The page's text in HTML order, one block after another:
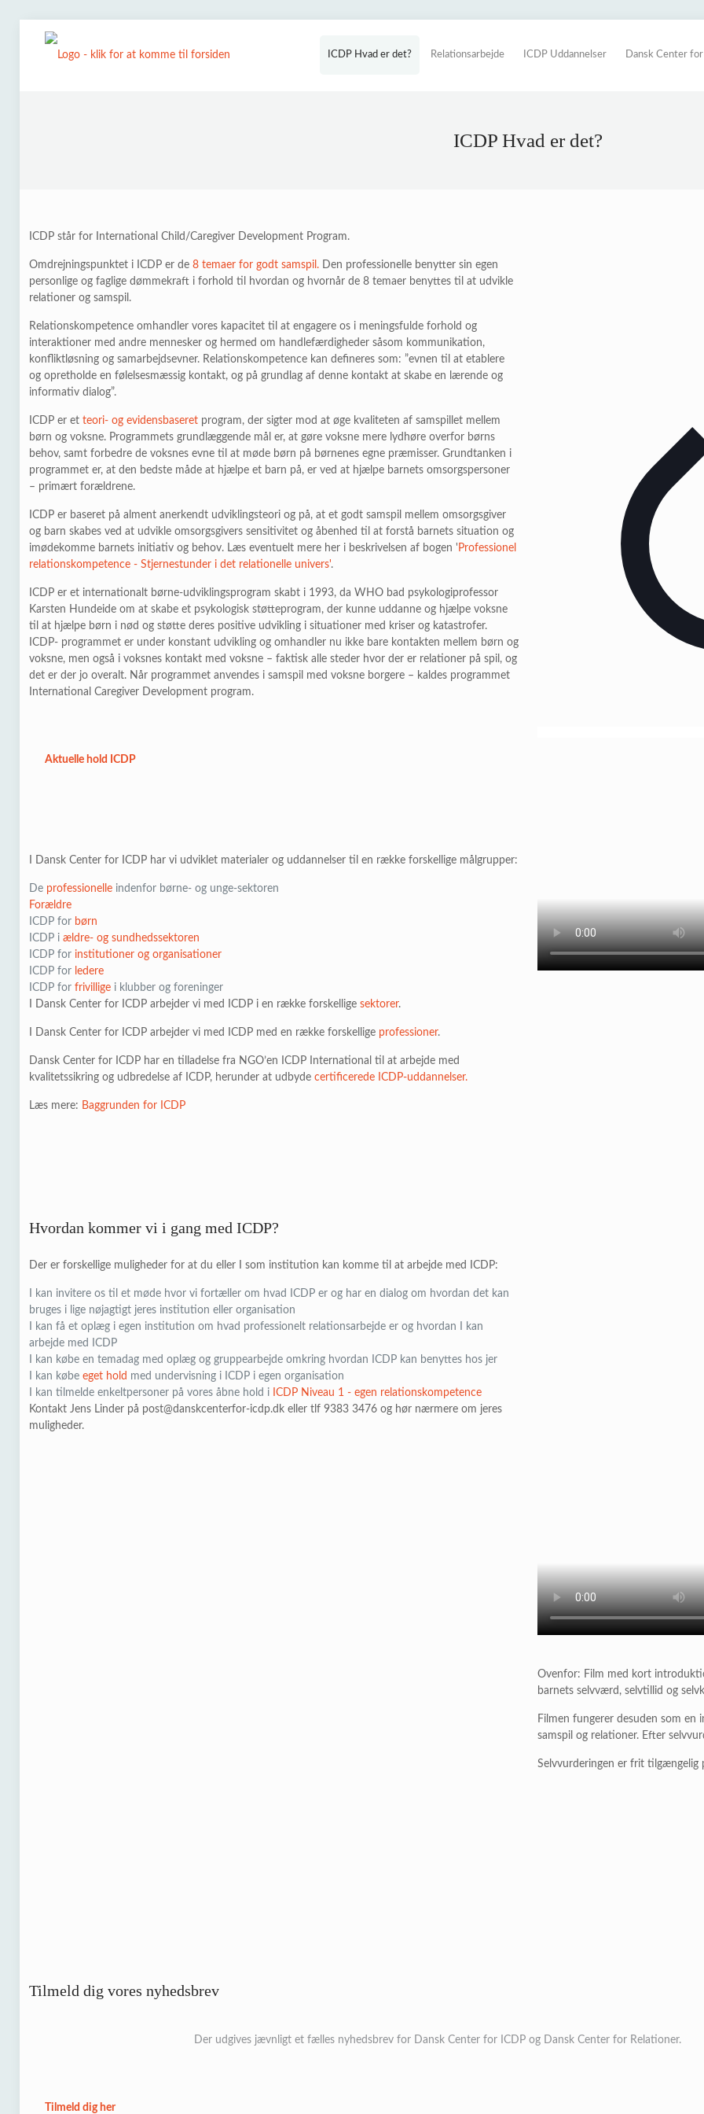
ICDP Hvad er det? Relationsarbejde ICDP Uddannelser Dansk Center
ICDP Hvad er det?
ICDP står for International Child/Caregiver Development Program.
Omdrejningspunktet i ICDP er de 8 temaer for godt samspil. Den professionelle benytter sin egen
personlige og faglige dømmekraft i forhold til hvordan og hvornår de 8 temaer benyttes til at udvikle
relationer og samspil.
Relationskompetence omhandler vores kapacitet til at engagere os i meningsfulde forhold og
interaktioner med andre mennesker og hermed om handlefærdigheder såsom kommunikation,
konfliktløsning og samarbejdsevner. Relationskompetence kan defineres som: ”evnen til at etablere
og opretholde en følelsesmæssig kontakt, og på grundlag af denne kontakt at skabe en lærende og
informativ dialog”.
ICDP er et teori- og evidensbaseret program, der sigter mod at øge kvaliteten af samspillet mellem
børn og voksne. Programmets grundlæggende mål er, at gøre voksne mere lydhøre overfor børns
behov, samt forbedre de voksnes evne til at møde børn på børnenes egne præmisser. Grundtanken i
programmet er, at den bedste måde at hjælpe et barn på, er ved at hjælpe barnets omsorgspersoner
– primært forældrene.
ICDP er baseret på alment anerkendt udviklingsteori og på, at et godt samspil mellem omsorgsgiver
og barn skabes ved at udvikle omsorgsgivers sensitivitet og åbenhed til at forstå barnets situation og
imødekomme barnets initiativ og behov. Læs eventuelt mere her i beskrivelsen af bogen ' Professionel
relationskompetence - Stjernestunder i det relationelle univers'.
ICDP er et internationalt børne-udviklingsprogram skabt i 1993, da WHO bad psykologiprofessor
Karsten Hundeide om at skabe et psykologisk støtteprogram, der kunne uddanne og hjælpe voksne
til at hjælpe børn i nød og støtte deres positive udvikling i situationer med kriser og katastrofer.
ICDP- programmet er under konstant udvikling og omhandler nu ikke bare kontakten mellem børn og
voksne, men også i voksnes kontakt med voksne – faktisk alle steder hvor der er relationer på spil, og
det er der jo overalt. Når programmet anvendes i samspil med voksne borgere – kaldes programmet
International Caregiver Development program.
Aktuelle hold ICDP
I Dansk Center for ICDP har vi udviklet materialer og uddannelser til en række forskellige målgrupper:
De professionelle indenfor børne- og unge-sektoren
Forældre
ICDP for børn
ICDP i ældre- og sundhedssektoren
ICDP for institutioner og organisationer
ICDP for ledere
ICDP for frivillige i klubber og foreninger
I Dansk Center for ICDP arbejder vi med ICDP i en række forskellige sektorer.
I Dansk Center for ICDP arbejder vi med ICDP med en række forskellige professioner.
Dansk Center for ICDP har en tilladelse fra NGO’en ICDP International til at arbejde med
kvalitetssikring og udbredelse af ICDP, herunder at udbyde certificerede ICDP-uddannelser.
Læs mere: Baggrunden for ICDP
Hvordan kommer vi i gang med ICDP?
Der er forskellige muligheder for at du eller I som institution kan komme til at arbejde med ICDP:
I kan invitere os til et møde hvor vi fortæller om hvad ICDP er og har en dialog om hvordan det kan
bruges i lige nøjagtigt jeres institution eller organisation
I kan få et oplæg i egen institution om hvad professionelt relationsarbejde er og hvordan I kan
arbejde med ICDP
I kan købe en temadag med oplæg og gruppearbejde omkring hvordan ICDP kan benyttes hos jer
I kan købe eget hold med undervisning i ICDP i egen organisation
I kan tilmelde enkeltpersoner på vores åbne hold i ICDP Niveau 1 - egen relationskompetence
Kontakt Jens Linder på post@danskcenterfor-icdp.dk eller tlf 9383 3476 og hør nærmere om jeres
muligheder.
Ovenfor: Film med kort
barnets selvværd, selvtillid og
Filmen fungerer desuden som
samspil og relationer. Efter
Selvvurderingen er frit tilgængelig
Tilmeld dig vores nyhedsbrev
Der udgives jævnligt et fælles nyhedsbrev for Dansk Center for ICDP og Dansk Center for Relationer.
Tilmeld dig her